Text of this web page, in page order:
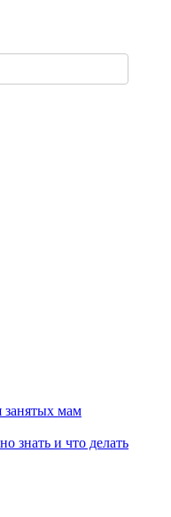
занятых мам
знать и что делать